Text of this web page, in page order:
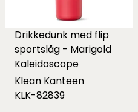
Drikkedunk med flip
sportslåg - Marigold
Kaleidoscope
Klean Kanteen
KLK-82839